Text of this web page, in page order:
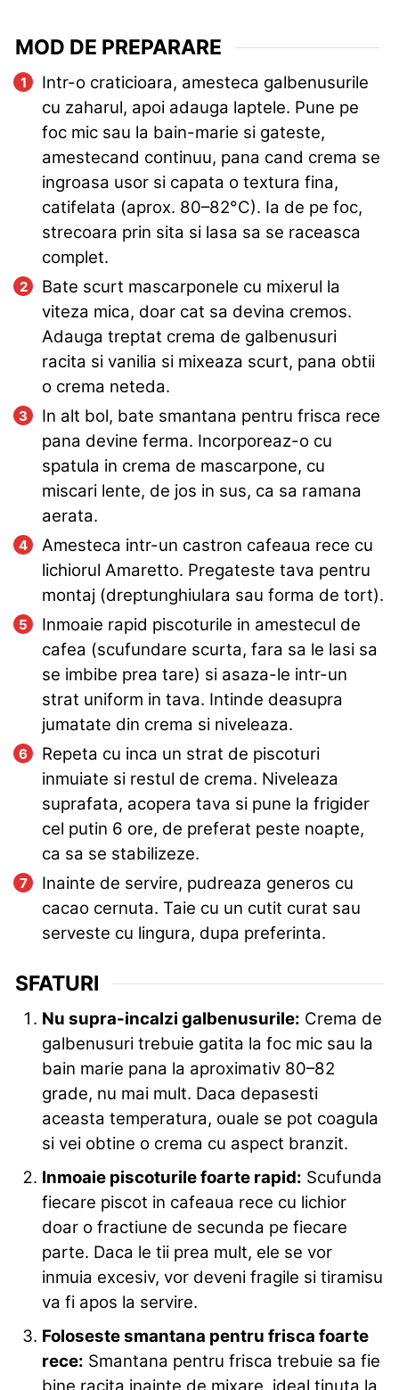
MOD DE PREPARARE
Intr-o craticioara, amesteca galbenusurile
cu zaharul, apoi adauga laptele. Pune pe
foc mic sau la bain-marie si gateste,
amestecand continuu, pana cand crema se
ingroasa usor si capata o textura fina,
catifelata (aprox. 80–82°C). Ia de pe foc,
strecoara prin sita si lasa sa se raceasca
complet.
Bate scurt mascarponele cu mixerul la
viteza mica, doar cat sa devina cremos.
Adauga treptat crema de galbenusuri
racita si vanilia si mixeaza scurt, pana obtii
o crema neteda.
In alt bol, bate smantana pentru frisca rece
pana devine ferma. Incorporeaz-o cu
spatula in crema de mascarpone, cu
miscari lente, de jos in sus, ca sa ramana
aerata.
Amesteca intr-un castron cafeaua rece cu
lichiorul Amaretto. Pregateste tava pentru
montaj (dreptunghiulara sau forma de tort).
Inmoaie rapid piscoturile in amestecul de
cafea (scufundare scurta, fara sa le lasi sa
se imbibe prea tare) si asaza-le intr-un
strat uniform in tava. Intinde deasupra
jumatate din crema si niveleaza.
Repeta cu inca un strat de piscoturi
inmuiate si restul de crema. Niveleaza
suprafata, acopera tava si pune la frigider
cel putin 6 ore, de preferat peste noapte,
ca sa se stabilizeze.
Inainte de servire, pudreaza generos cu
cacao cernuta. Taie cu un cutit curat sau
serveste cu lingura, dupa preferinta.
SFATURI
Nu supra-incalzi galbenusurile: Crema de
galbenusuri trebuie gatita la foc mic sau la
bain marie pana la aproximativ 80–82
grade, nu mai mult. Daca depasesti
aceasta temperatura, ouale se pot coagula
si vei obtine o crema cu aspect branzit.
Inmoaie piscoturile foarte rapid: Scufunda
fiecare piscot in cafeaua rece cu lichior
doar o fractiune de secunda pe fiecare
parte. Daca le tii prea mult, ele se vor
inmuia excesiv, vor deveni fragile si tiramisu
va fi apos la servire.
Foloseste smantana pentru frisca foarte
rece: Smantana pentru frisca trebuie sa fie